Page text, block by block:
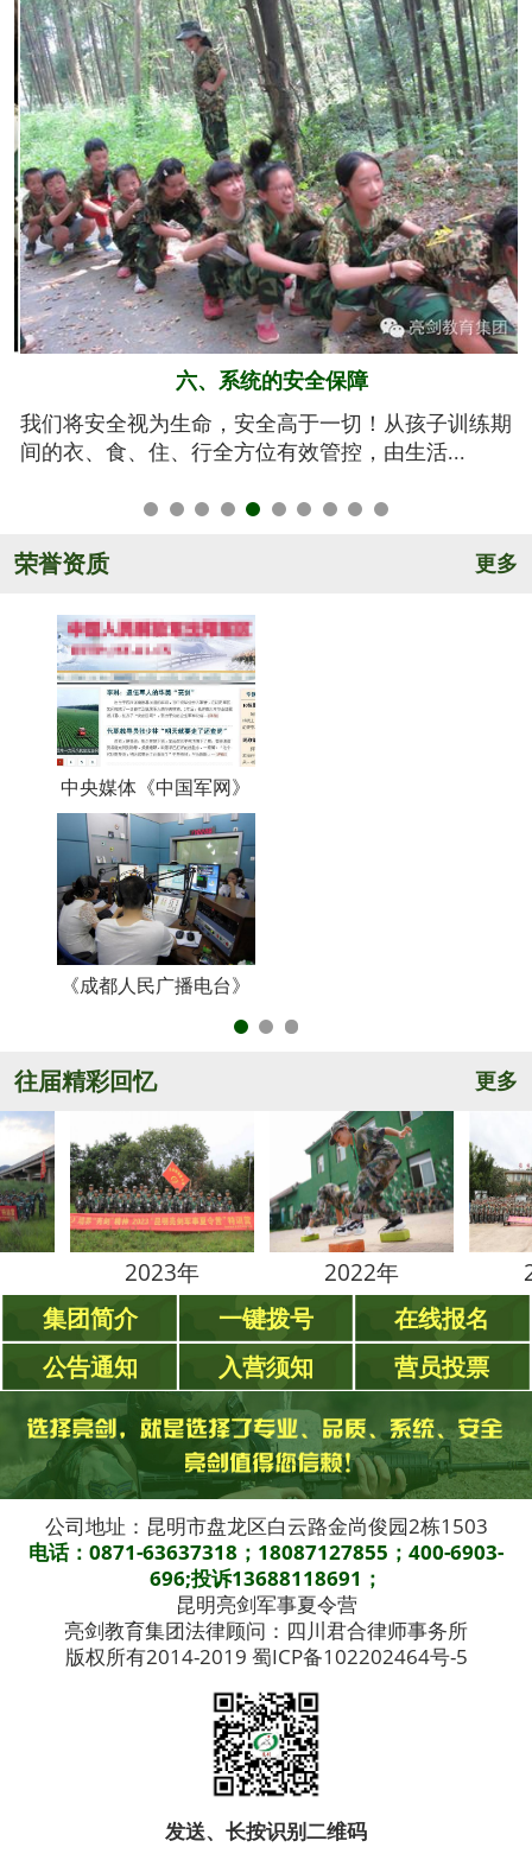
五、规范的军训基地
亮剑军事夏令营的训练基地训练设施设备齐全，军事
氛围浓厚，后勤保障完善，管理规范安全，纪...
荣誉资质 更多
中央媒体《中国军网》
《成都人民广播电台》
往届精彩回忆 更多
2023年 2022年 2021年
集团简介 一键拨号
在线报名
公告通知
入营须知 营员投票
公司地址：昆明市盘龙区白云路金尚俊园2栋1503
电话：0871-63637318；18087127855；400-6903-
696;投诉13688118691；
昆明亮剑军事夏令营
亮剑教育集团法律顾问：四川君合律师事务所
版权所有2014-2019 蜀ICP备102202464号-5
发送、长按识别二维码